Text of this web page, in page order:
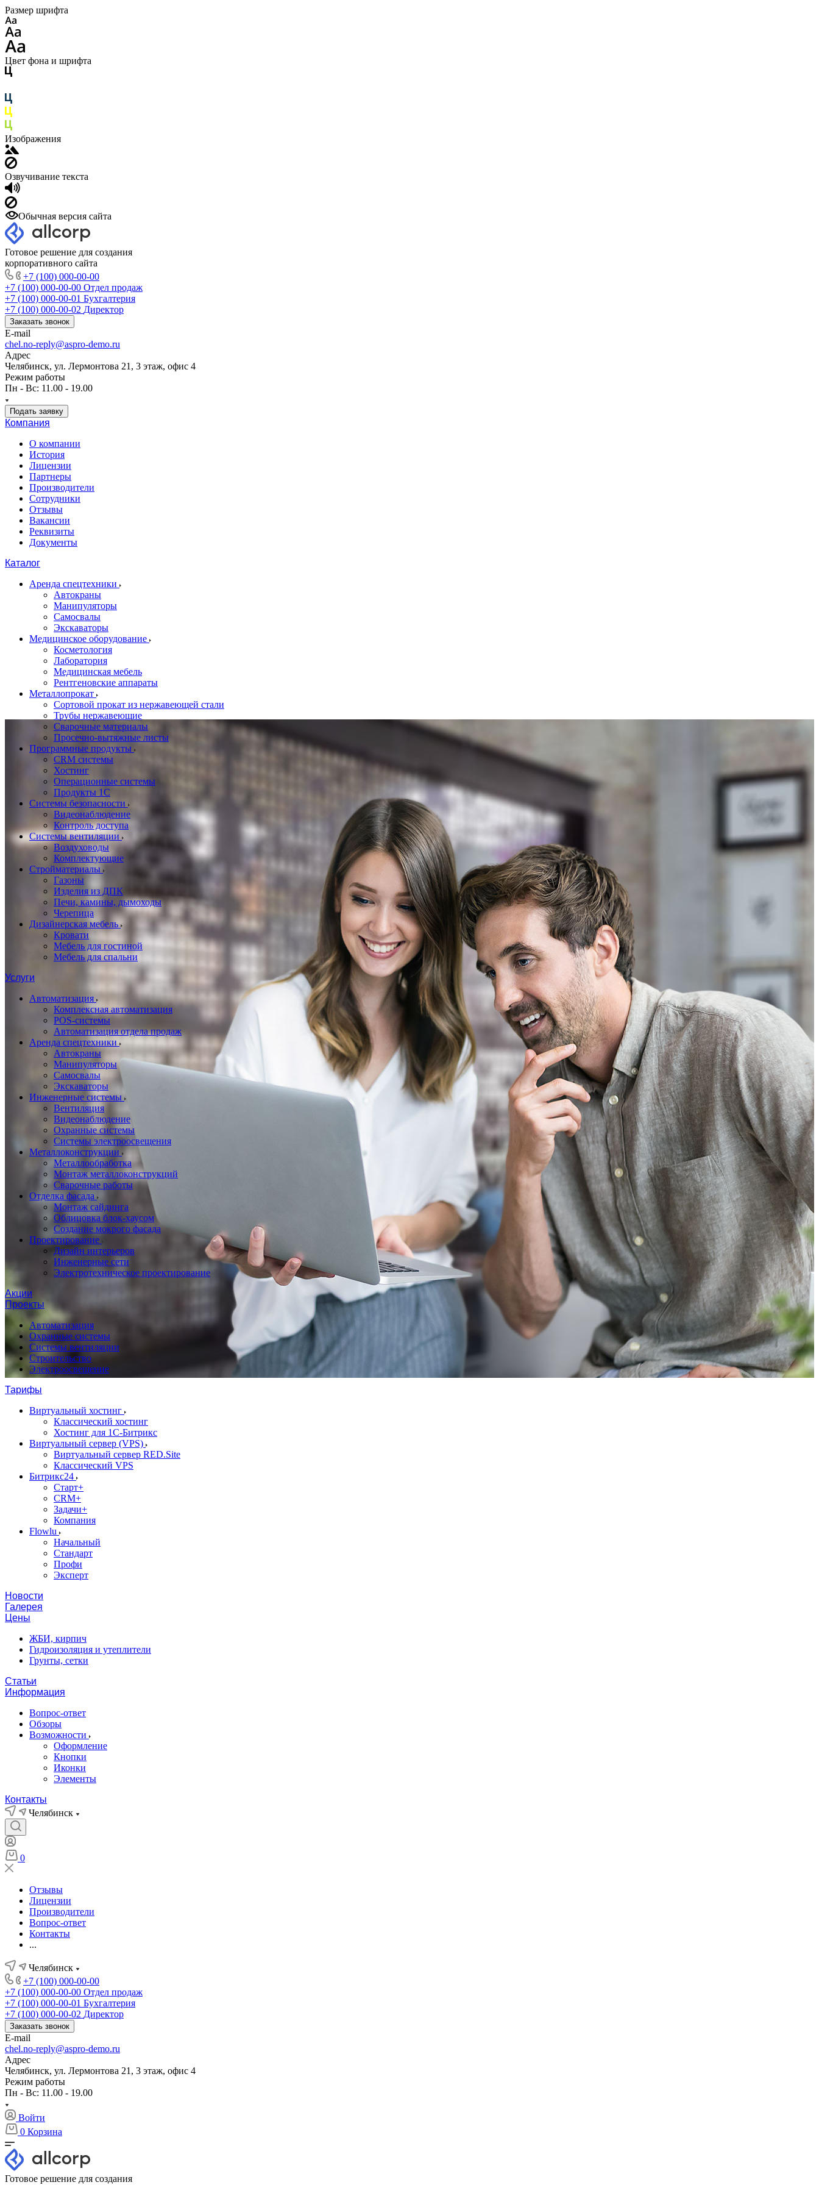
Размер шрифта
Цвет фона и шрифта
Изображения
Озвучивание текста
Обычная версия сайта
Готовое решение для создания
корпоративного сайта
+7 (100) 000-00-00
+7 (100) 000-00-00 Отдел продаж
+7 (100) 000-00-01 Бухгалтерия
+7 (100) 000-00-02 Директор
Заказать звонок
E-mail
chel.no-reply@aspro-demo.ru
Адрес
Челябинск, ул. Лермонтова 21, 3 этаж, офис 4
Режим работы
Пн - Вс: 11.00 - 19.00
Подать заявку
Компания
О компании
История
Лицензии
Партнеры
Производители
Сотрудники
Отзывы
Вакансии
Реквизиты
Документы
Каталог
Аренда спецтехники
Автокраны
Манипуляторы
Самосвалы
Экскаваторы
Медицинское оборудование
Косметология
Лаборатория
Медицинская мебель
Рентгеновские аппараты
Металлопрокат
Сортовой прокат из нержавеющей стали
Трубы нержавеющие
Сварочные материалы
Просечно-вытяжные листы
Программные продукты
CRM системы
Хостинг
Операционные системы
Продукты 1С
Системы безопасности
Видеонаблюдение
Контроль доступа
Системы вентиляции
Воздуховоды
Комплектующие
Стройматериалы
Газоны
Изделия из ДПК
Печи, камины, дымоходы
Черепица
Дизайнерская мебель
Кровати
Мебель для гостиной
Мебель для спальни
Услуги
Автоматизация
Комплексная автоматизация
POS-системы
Автоматизация отдела продаж
Аренда спецтехники
Автокраны
Манипуляторы
Самосвалы
Экскаваторы
Инженерные системы
Вентиляция
Видеонаблюдение
Охранные системы
Системы электроосвещения
Металлоконструкции
Металлообработка
Монтаж металлоконструкций
Сварочные работы
Отделка фасада
Монтаж сайдинга
Облицовка блок-хаусом
Создание мокрого фасада
Проектирование
Дизайн интерьеров
Инженерные сети
Электротехническое проектирование
Акции
Проекты
Автоматизация
Охранные системы
Системы вентиляции
Строительство
Электроосвещение
Тарифы
Виртуальный хостинг
Классический хостинг
Хостинг для 1С-Битрикс
Виртуальный сервер (VPS)
Виртуальный сервер RED.Site
Классический VPS
Битрикс24
Старт+
CRM+
Задачи+
Компания
Flowlu
Начальный
Стандарт
Профи
Эксперт
Новости
Галерея
Цены
ЖБИ, кирпич
Гидроизоляция и утеплители
Грунты, сетки
Статьи
Информация
Вопрос-ответ
Обзоры
Возможности
Оформление
Кнопки
Иконки
Элементы
Контакты
Челябинск
0
Отзывы
Лицензии
Производители
Вопрос-ответ
Контакты
...
Челябинск
+7 (100) 000-00-00
+7 (100) 000-00-00 Отдел продаж
+7 (100) 000-00-01 Бухгалтерия
+7 (100) 000-00-02 Директор
Заказать звонок
E-mail
chel.no-reply@aspro-demo.ru
Адрес
Челябинск, ул. Лермонтова 21, 3 этаж, офис 4
Режим работы
Пн - Вс: 11.00 - 19.00
Войти
0 Корзина
Готовое решение для создания